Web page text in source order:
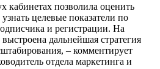
кабинетах позволила оценить
целевые показатели по
и регистрации. На
дальнейшая стратегия
– комментирует
отдела маркетинга и